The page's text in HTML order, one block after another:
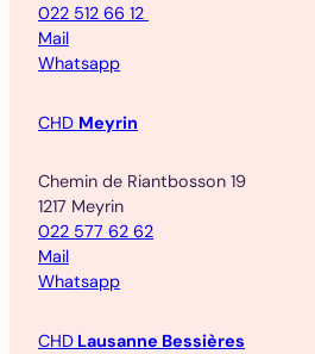
022 512 66 12
Mail
Whatsapp
CHD Meyrin
Chemin de Riantbosson 19
1217 Meyrin
022 577 62 62
Mail
Whatsapp
CHD Lausanne Bessières